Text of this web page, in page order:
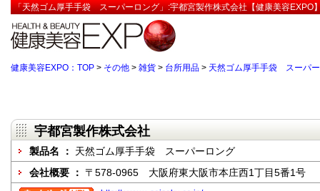
「天然ゴム厚手手袋 スーパーロング」:宇都宮製作株式会社【健康美容EXPO
健康美容EXPO：TOP > その他 > 雑貨 > 台所用品 > 天然ゴム厚手手袋 スーパ
宇都宮製作株式会社
製品名 ： 天然ゴム厚手手袋 スーパーロング
会社概要 ： 〒578-0965 大阪府東大阪市本庄西1丁目5番1号